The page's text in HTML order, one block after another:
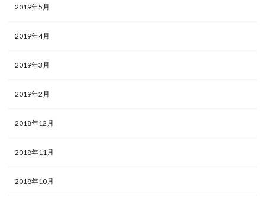
2019年5月
2019年4月
2019年3月
2019年2月
2018年12月
2018年11月
2018年10月